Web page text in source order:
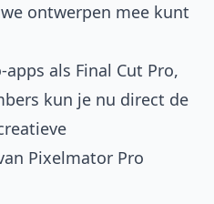
ontwerpen mee kunt
als Final Cut Pro,
kun je nu direct de
Pixelmator Pro